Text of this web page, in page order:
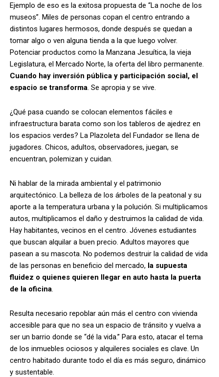
Ejemplo de eso es la exitosa propuesta de “La noche de los
museos”. Miles de personas copan el centro entrando a
distintos lugares hermosos, donde después se quedan a
tomar algo o ven alguna tienda a la que luego volver.
Potenciar productos como la Manzana Jesuítica, la vieja
Legislatura, el Mercado Norte, la oferta del libro permanente.
Cuando hay inversión pública y participación social, el
espacio se transforma. Se apropia y se vive.
¿Qué pasa cuando se colocan elementos fáciles e
infraestructura barata como son los tableros de ajedrez en
los espacios verdes? La Plazoleta del Fundador se llena de
jugadores. Chicos, adultos, observadores, juegan, se
encuentran, polemizan y cuidan.
Ni hablar de la mirada ambiental y el patrimonio
arquitectónico. La belleza de los árboles de la peatonal y su
aporte a la temperatura urbana y la polución. Si multiplicamos
autos, multiplicamos el daño y destruimos la calidad de vida.
Hay habitantes, vecinos en el centro. Jóvenes estudiantes
que buscan alquilar a buen precio. Adultos mayores que
pasean a su mascota. No podemos destruir la calidad de vida
de las personas en beneficio del mercado, la supuesta
fluidez o quienes quieren llegar en auto hasta la puerta
de la oficina.
Resulta necesario repoblar aún más el centro con vivienda
accesible para que no sea un espacio de tránsito y vuelva a
ser un barrio donde se “dé la vida.” Para esto, atacar el tema
de los inmuebles ociosos y alquileres sociales es clave. Un
centro habitado durante todo el día es más seguro, dinámico
y sustentable.